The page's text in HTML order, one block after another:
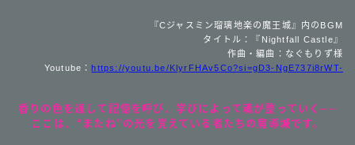
『Cジャスミン瑠璃地楽の魔王城』内のBGM
タイトル：『Nightfall Castle』
作曲・編曲：なぐもりず様
Youtube： https://youtu.be/KlyrFHAv5Co?si=gD3-NgE737i8rWT-
香りの色を通して記憶を呼び、学びによって魂が整っていく──
ここは、“またね”の光を覚えている者たちの魔導城です。